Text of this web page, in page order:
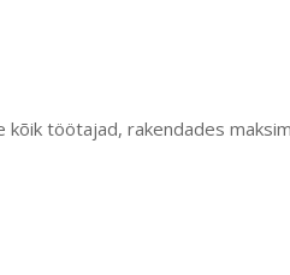
töötajad, rakendades